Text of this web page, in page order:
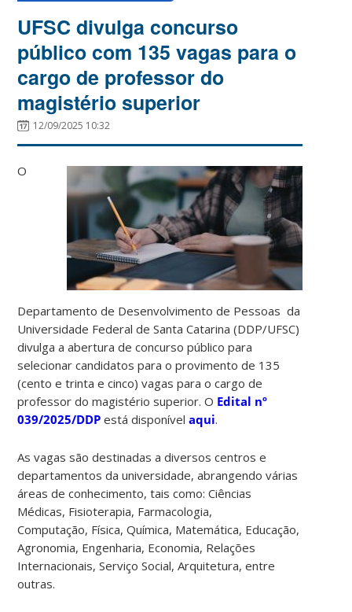
UFSC divulga concurso
público com 135 vagas para o
cargo de professor do
magistério superior
12/09/2025 10:32
O
Departamento de Desenvolvimento de Pessoas da
Universidade Federal de Santa Catarina (DDP/UFSC)
divulga a abertura de concurso público para
selecionar candidatos para o provimento de 135
(cento e trinta e cinco) vagas para o cargo de
professor do magistério superior. O Edital nº
039/2025/DDP está disponívelaqui.
As vagas são destinadas a diversos centros e
departamentos da universidade, abrangendo várias
áreas de conhecimento, tais como: Ciências
Médicas, Fisioterapia, Farmacologia,
Computação, Física, Química, Matemática, Educação,
Agronomia, Engenharia, Economia, Relações
Internacionais, Serviço Social, Arquitetura, entre
outras.